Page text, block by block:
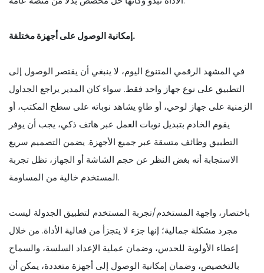
إمكانية الوصول على أجهزة مختلفة.
في المشهد الرقمي المتنوع اليوم، لا ينبغي أن يقتصر الوصول إلى
التطبيق على نوع جهاز واحد فقط. سواء كان المدير يراجع الجداول
الزمنية على جهاز لوحي، أو طاهٍ يشاهد نوباته على سطح المكتب، أو
يقوم الخادم بتبديل نوبات العمل عبر هاتف ذكي، يجب أن يوفر
التطبيق وظائف متسقة عبر جميع الأجهزة. يضمن التصميم سريع
الاستجابة أنه بغض النظر عن حجم الشاشة أو الجهاز، تظل تجربة
المستخدم خالية من المساومة.
باختصار، واجهة المستخدم/تجربة المستخدم لتطبيق الجدولة ليست
مجرد مشكلة جمالية؛ إنها جزء لا يتجزأ من فعالية الأداة. من خلال
إعطاء الأولوية للحدس، وضمان عملية الإعداد السلسة، والسماح
بالتخصيص، وضمان إمكانية الوصول إلى أجهزة متعددة، يمكن أن